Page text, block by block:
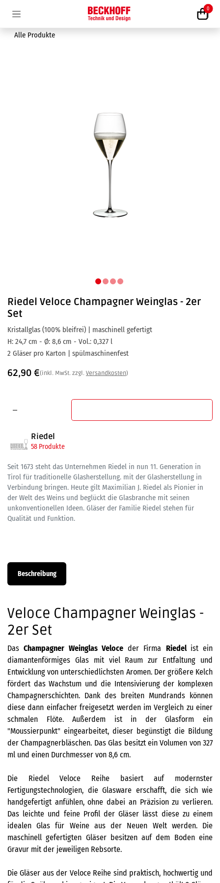
0
Alle Produkte
Riedel Veloce Champagner Weinglas - 2er
Set
Kristallglas (100% bleifrei) | maschinell gefertigt
H: 24,7 cm - Ø: 8,6 cm - Vol.: 0,327 l
2 Gläser pro Karton | spülmaschinenfest
62,90 €(inkl. MwSt. zzgl. Versandkosten)
Riedel
58 Produkte
Seit 1673 steht das Unternehmen Riedel in nun 11. Generation in
Tirol für traditionelle Glasherstellung. mit der Glasherstellung in
Verbindung bringen. Heute gilt Maximilian J. Riedel als Pionier in
der Welt des Weins und beglückt die Glasbranche mit seinen
unkonventionellen Ideen. Gläser der Familie Riedel stehen für
Qualität und Funktion.
Beschreibung
Veloce Champagner Weinglas -
2er Set
DasChampagner Weinglas Veloceder Firma Riedel ist ein
diamantenförmiges Glas mit viel Raum zur Entfaltung und
Entwicklung von unterschiedlichsten Aromen. Der größere Kelch
fördert das Wachstum und die Intensivierung der komplexen
Champagnerschichten. Dank des breiten Mundrands können
diese dann einfacher freigesetzt werden im Vergleich zu einer
schmalen Flöte. Außerdem ist in der Glasform ein
"Moussierpunkt" eingearbeitet, dieser begünstigt die Bildung
der Champagnerbläschen. Das Glas besitzt ein Volumen von 327
ml und einen Durchmesser von 8,6 cm.
Die Riedel Veloce Reihe basiert auf modernster
Fertigungstechnologien, die Glasware erschafft, die sich wie
handgefertigt anfühlen, ohne dabei an Präzision zu verlieren.
Das leichte und feine Profil der Gläser lässt diese zu einem
idealen Glas für Weine aus der Neuen Welt werden. Die
maschinell gefertigten Gläser besitzen auf dem Boden eine
Gravur mit der jeweiligen Rebsorte.
Die Gläser aus der Veloce Reihe sind praktisch, hochwertig und